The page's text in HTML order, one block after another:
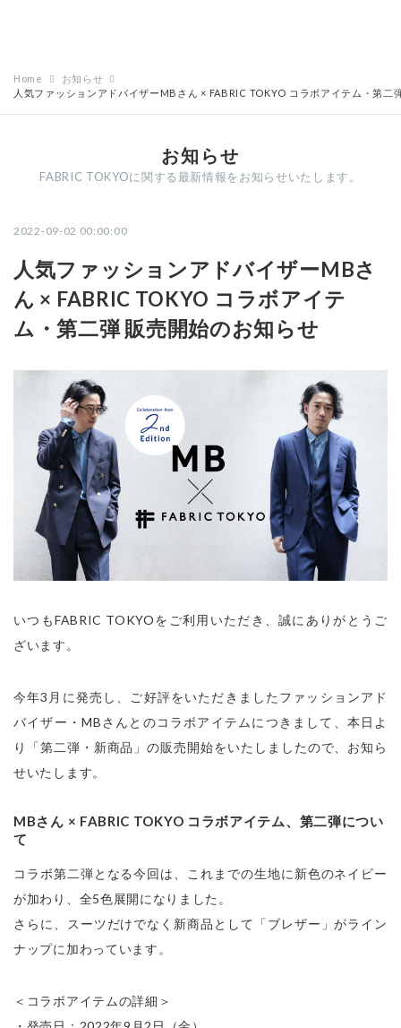
Home
お知らせ
人気ファッションアドバイザーMBさん × FABRIC TOKYO コラボアイテム・第二
お知らせ
FABRIC TOKYOに関する最新情報をお知らせいたします。
2022-09-02 00:00:00
人気ファッションアドバイザーMBさ
ん × FABRIC TOKYO コラボアイテ
ム・第二弾 販売開始のお知らせ
いつもFABRIC TOKYOをご利用いただき、誠にありがとうご
ざいます。
今年3月に発売し、ご好評をいただきましたファッションアド
バイザー・MBさんとのコラボアイテムにつきまして、本日よ
り「第二弾・新商品」の販売開始をいたしましたので、お知ら
せいたします。
MBさん × FABRIC TOKYO コラボアイテム、第二弾につい
て
コラボ第二弾となる今回は、これまでの生地に新色のネイビー
が加わり、全5色展開になりました。
さらに、スーツだけでなく新商品として「ブレザー」がライン
ナップに加わっています。
＜コラボアイテムの詳細＞